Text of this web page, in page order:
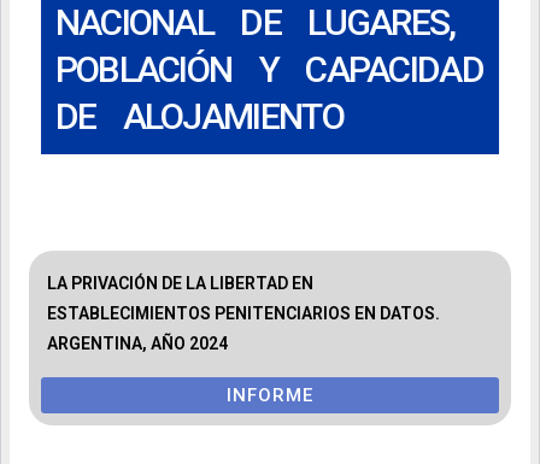
NACIONAL DE LUGARES,
POBLACIÓN Y CAPACIDAD
DE ALOJAMIENTO
LA PRIVACIÓN DE LA LIBERTAD EN
ESTABLECIMIENTOS PENITENCIARIOS EN DATOS.
ARGENTINA, AÑO 2024
INFORME